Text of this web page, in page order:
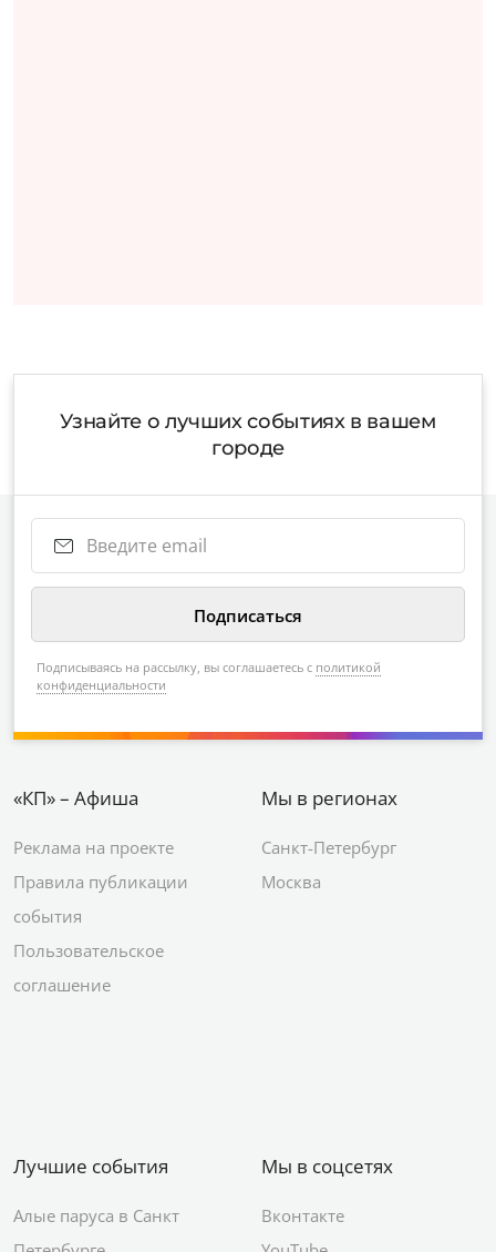
Узнайте о лучших событиях в вашем
городе
Подписываясь на рассылку, вы соглашаетесь с политикой
конфиденциальности
«КП» – Афиша
Реклама на проекте
Правила публикации
события
Пользовательское
соглашение
Мы в регионах
Санкт-Петербург
Москва
Лучшие события
Алые паруса в Санкт
Мы в соцсетях
Вконтакте